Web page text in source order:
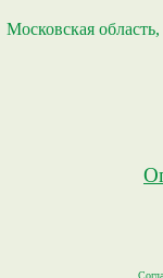
Московская